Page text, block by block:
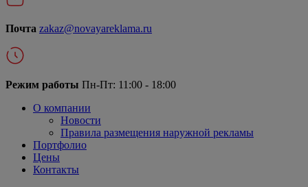
Почта zakaz@novayareklama.ru
Режим работы Пн-Пт: 11:00 - 18:00
О компании
Новости
Правила размещения наружной рекламы
Портфолио
Цены
Контакты